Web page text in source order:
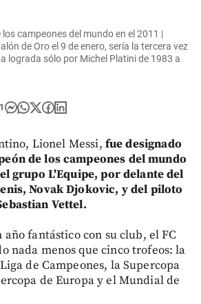
los campeones del mundo en el 2011 |
de Oro el 9 de enero, sería la tercera vez
lograda sólo por Michel Platini de 1983 a
Lionel Messi, fue designado
de los campeones del mundo
grupo L'Equipe, por delante del
Novak Djokovic, y del piloto
Vettel.
año fantástico con su club, el FC
nada menos que cinco trofeos: la
de Campeones, la Supercopa
de Europa y el Mundial de